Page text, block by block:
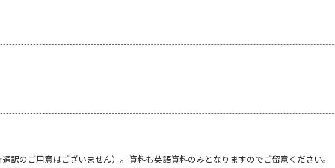
のご用意はございません）。資料も英語資料のみとなりますのでご留意ください。